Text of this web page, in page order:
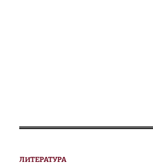
ЛИТЕРАТУРА